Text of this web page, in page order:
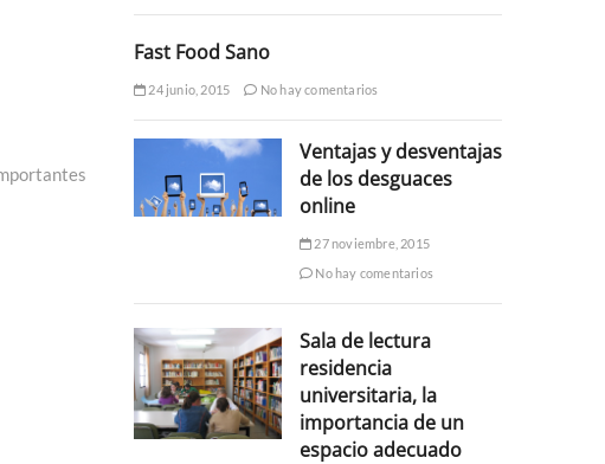
Fast Food Sano
24 junio, 2015 No hay comentarios
Ventajas y desventajas
de los desguaces
online
27 noviembre, 2015
No hay comentarios
Sala de lectura
residencia
universitaria, la
importancia de un
espacio adecuado